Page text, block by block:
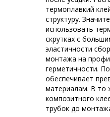
термоплавкий
структуру.
использовать
скрутках с
эластичности
монтажа на
герметичности.
обеспечивает
материалам. В то
композитного
трубок до